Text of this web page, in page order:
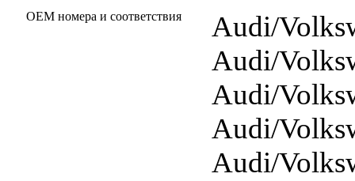
OEM номера и соответствия
Audi/
Audi/
Audi/
Audi/
Audi/